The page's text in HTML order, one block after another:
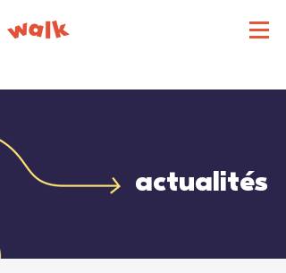
actualités